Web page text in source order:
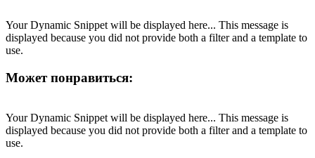
Your Dynamic Snippet will be displayed here... This message is
displayed because you did not provide both a filter and a template to
use.
Может понравиться:
Your Dynamic Snippet will be displayed here... This message is
displayed because you did not provide both a filter and a template to
use.